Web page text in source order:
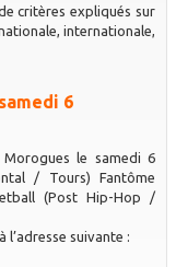
critères expliqués sur
internationale,
6
le samedi 6
/ Tours) Fantôme
(Post Hip-Hop /
l’adresse suivante :